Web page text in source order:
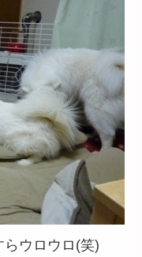
ウロウロ(笑)